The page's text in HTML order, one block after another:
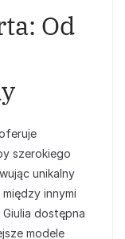
Od
szerokiego
unikalny
innymi
dostępna
modele